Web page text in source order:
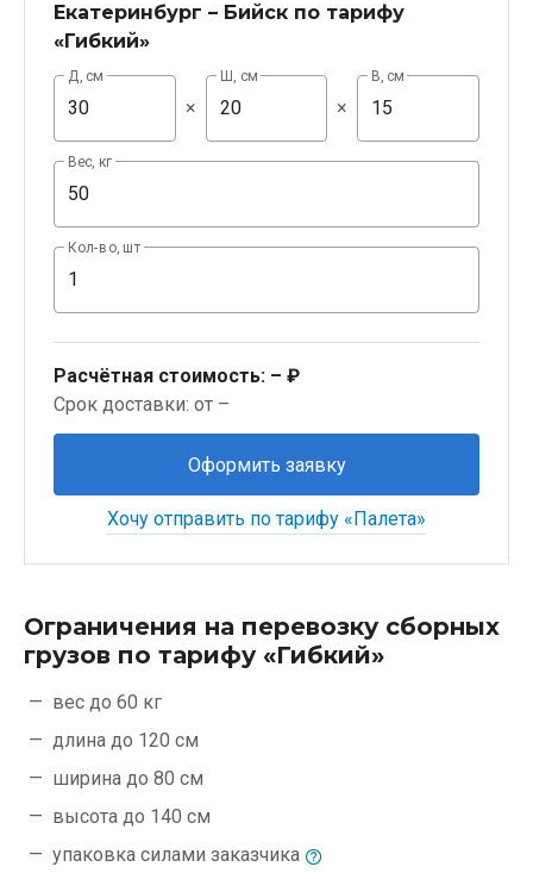
Екатеринбург – Бийск по тарифу
«Гибкий»
Д, см
×
Ш, см
×
В, см
Вес, кг
Кол-во, шт
Расчётная стоимость: – ₽
Срок доставки: от –
Оформить заявку
Хочу отправить по тарифу «Палета»
Ограничения на перевозку сборных
грузов по тарифу «Гибкий»
вес до 60 кг
длина до 120 см
ширина до 80 см
высота до 140 см
упаковка силами заказчика